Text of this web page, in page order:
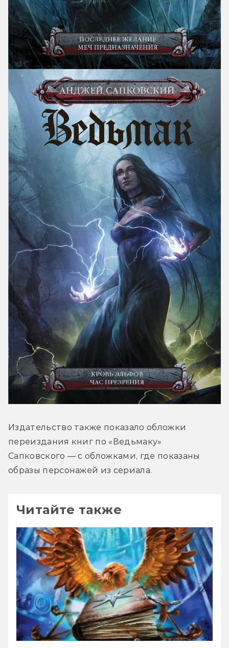
Издательство также показало обложки
переиздания книг по «Ведьмаку»
Сапковского — с обложками, где показаны
образы персонажей из сериала.
Читайте также